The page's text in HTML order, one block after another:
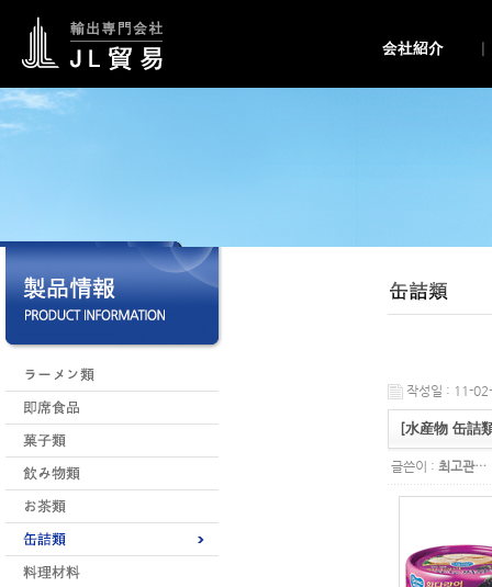
작성일 : 11-
[水産物 缶詰
글쓴이 : 최고관…